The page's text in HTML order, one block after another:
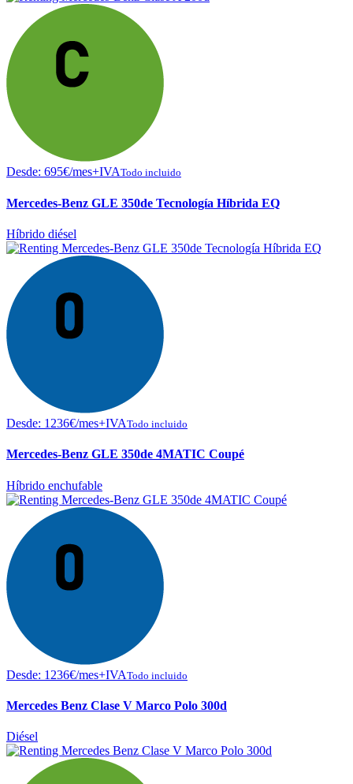
Desde: 695€/mes+IVATodo incluido
Mercedes-Benz GLE 350de Tecnología Híbrida EQ
Híbrido diésel
Desde: 1236€/mes+IVATodo incluido
Mercedes-Benz GLE 350de 4MATIC Coupé
Híbrido enchufable
Desde: 1236€/mes+IVATodo incluido
Mercedes Benz Clase V Marco Polo 300d
Diésel